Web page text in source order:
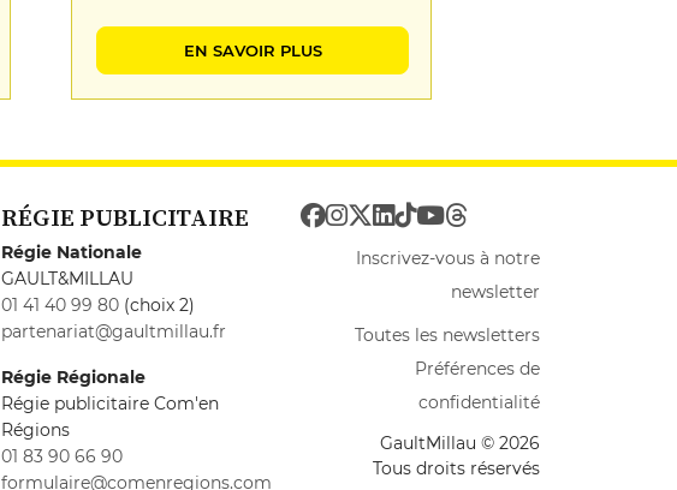
EN SAVOIR PLUS
RÉGIE PUBLICITAIRE
Régie Nationale
GAULT&MILLAU
01 41 40 99 80 (choix 2)
partenariat@gaultmillau.fr
Régie Régionale
Régie publicitaire Com'en
Régions
01 83 90 66 90
formulaire@comenregions.com
Inscrivez-vous à notre
newsletter
Toutes les newsletters
Préférences de
confidentialité
GaultMillau © 2026
Tous droits réservés